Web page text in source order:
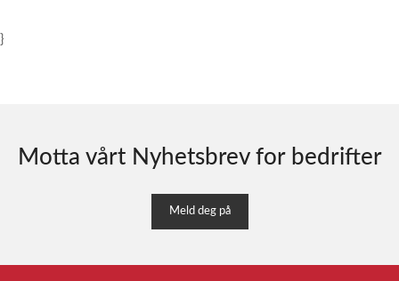
}
Motta vårt Nyhetsbrev for bedrifter
Meld deg på